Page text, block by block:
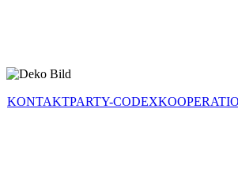
KONTAKTPARTY-CODEX